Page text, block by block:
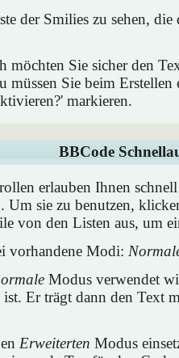
der Smilies zu sehen,
möchten Sie sicher den
müssen Sie beim
markieren.
BBCode
erlauben Ihnen
Um sie zu benutzen,
von den Listen aus, um
vorhandene Modi:
Modus verwendet
ist. Er trägt dann den Text
Erweiterten Modus